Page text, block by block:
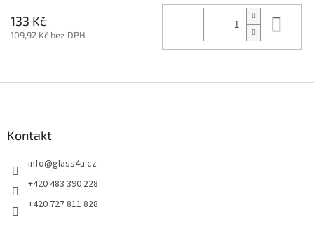
133 Kč
109,92 Kč bez DPH
Kontakt
info@glass4u.cz
+420 483 390 228
+420 727 811 828